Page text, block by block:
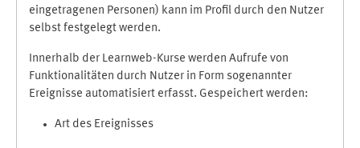
eingetragenen Personen) kann im Profil durch den Nutzer
selbst festgelegt werden.
Innerhalb der Learnweb-Kurse werden Aufrufe von
Funktionalitäten durch Nutzer in Form sogenannter
Ereignisse automatisiert erfasst. Gespeichert werden:
Art des Ereignisses